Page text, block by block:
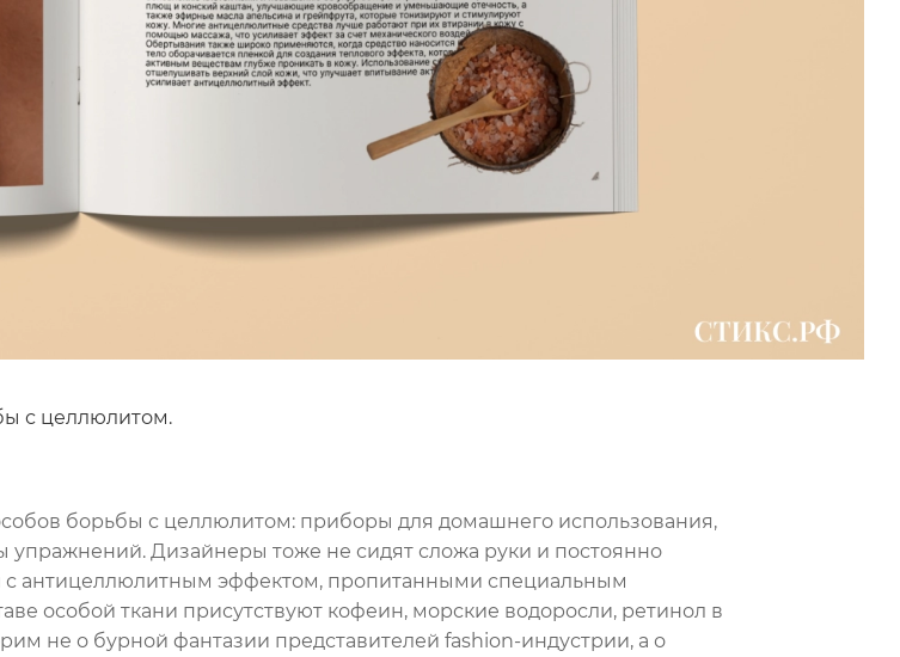
с целлюлитом.
борьбы с целлюлитом: приборы для домашнего использования,
упражнений. Дизайнеры тоже не сидят сложа руки и постоянно
антицеллюлитным эффектом, пропитанными специальным
особой ткани присутствуют кофеин, морские водоросли, ретинол в
не о бурной фантазии представителей fashion-индустрии, а о